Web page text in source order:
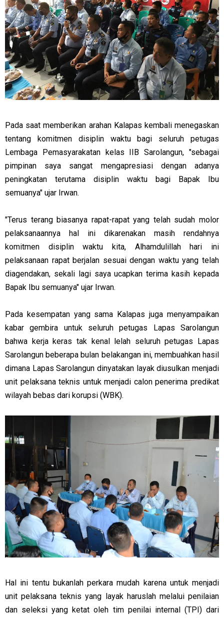
Pada saat memberikan arahan Kalapas kembali menegaskan
tentang komitmen disiplin waktu bagi seluruh petugas
Lembaga Pemasyarakatan kelas IIB Sarolangun, "sebagai
pimpinan saya sangat mengapresiasi dengan adanya
peningkatan terutama disiplin waktu bagi Bapak Ibu
semuanya" ujar Irwan.
"Terus terang biasanya rapat-rapat yang telah sudah molor
pelaksanaannya hal ini dikarenakan masih rendahnya
komitmen disiplin waktu kita, Alhamdulillah hari ini
pelaksanaan rapat berjalan sesuai dengan waktu yang telah
diagendakan, sekali lagi saya ucapkan terima kasih kepada
Bapak Ibu semuanya" ujar Irwan.
Pada kesempatan yang sama Kalapas juga menyampaikan
kabar gembira untuk seluruh petugas Lapas Sarolangun
bahwa kerja keras tak kenal lelah seluruh petugas Lapas
Sarolangun beberapa bulan belakangan ini, membuahkan hasil
dimana Lapas Sarolangun dinyatakan layak diusulkan menjadi
unit pelaksana teknis untuk menjadi calon penerima predikat
wilayah bebas dari korupsi (WBK).
Hal ini tentu bukanlah perkara mudah karena untuk menjadi
unit pelaksana teknis yang layak haruslah melalui penilaian
dan seleksi yang ketat oleh tim penilai internal (TPI) dari